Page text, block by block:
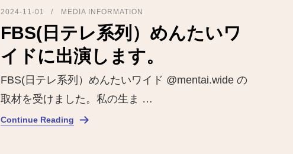
2024-11-01 MEDIA INFORMATION
FBS(日テレ系列）めんたいワ
イドに出演します。
FBS(日テレ系列）めんたいワイド @mentai.wide の
取材を受けました。私の生ま …
Continue Reading